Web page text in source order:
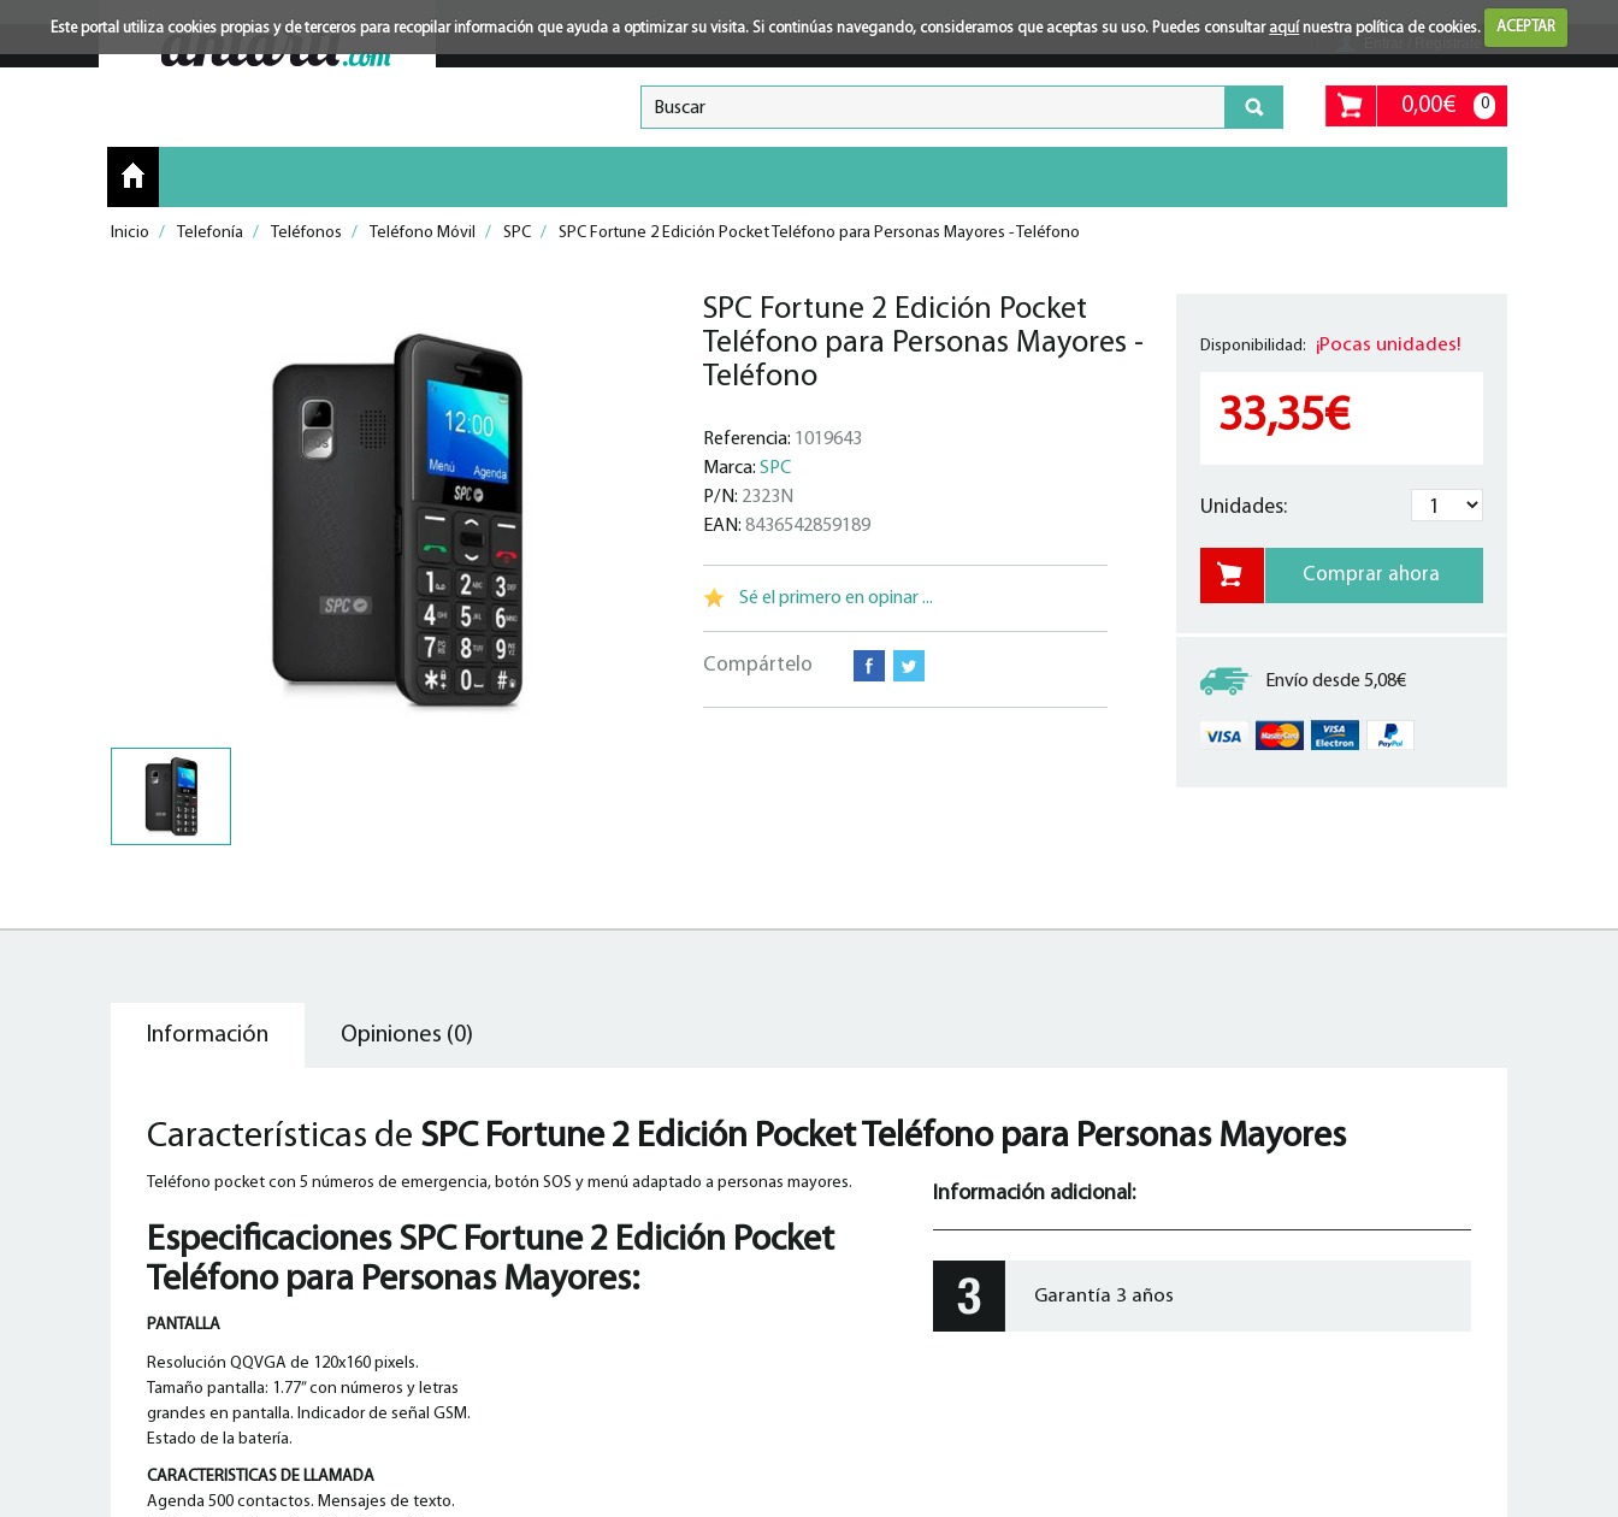
Este portal utiliza cookies propias y de terceros para recopilar información que ayuda a optimizar su visita. Si continúas navegando, consideramos que aceptas su uso. Puedes consultar aquínuestra política de cookies. ACEPTAR
0,00€ 0
Inicio / Telefonía / Teléfonos / Teléfono Móvil / SPC / SPC Fortune 2 Edición Pocket Teléfono para Personas Mayores - Teléfono
SPC Fortune 2 Edición Pocket
Teléfono para Personas Mayores -
Teléfono
Referencia: 1019643
Marca: SPC
P/N: 2323N
EAN: 8436542859189
Sé el primero en opinar ...
Compártelo
Disponibilidad: ¡Pocas unidades!
33,35€
Unidades:
Envío desde 5,08€
Información Opiniones (0)
Características de SPC Fortune 2 Edición Pocket Teléfono para Personas Mayores
Teléfono pocket con 5 números de emergencia, botón SOS y menú adaptado a personas mayores.
EspecificacionesSPC Fortune 2 Edición Pocket
Teléfono para Personas Mayores:
PANTALLA
Resolución QQVGA de 120x160 pixels.
Tamaño pantalla: 1.77” con números y letras
grandes en pantalla. Indicador de señal GSM.
Estado de la batería.
CARACTERISTICAS DE LLAMADA
Agenda 500 contactos. Mensajes de texto.
Información adicional:
Garantía 3 años